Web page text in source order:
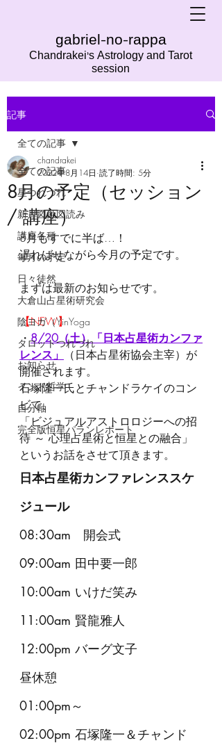
gabriel-no-rappa
Chandrakei's Astrology and Tarot
session
記事
全ての記事
星つれづれ
新月図蝕図読み
講座各種
毎月の予定
日々徒然
大倉山占星術研究会
陰ヨガ（YinYoga
タロットつれづれ
お知らせ
インド哲学
自分軸
完全版恒星パランレポート
全ての記事
8月の予定（セッション
/ 講座）
chandrakei
2022年8月14日 読了時間: 5分
8月もすでに半ば…！
遅ればせながら今月の予定です。
まずは最新のお知らせです。
【NEW】
・8/20（土）「日本占星術カンファ
レンス」
（日本占星術協会主宰）が
開催されます。
石塚隆一氏とチャンドラケイのコン
ビで、
「ビジュアルアストロロジーへの招
待 ～ 心理占星術と恒星との融合」
というお話をさせて頂きます。
日本占星術カンファレンススケ
ジュール
08:30am　開会式
​09:00am 田中要一郎
10:00am いけだ笑み
11:00am 賢龍雅人
12:00pm バーグ文子
​昼休憩
01:00pm～
​02:00pm 石塚隆一＆チャンド